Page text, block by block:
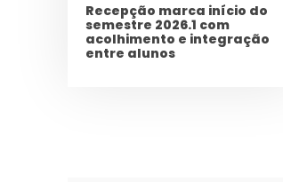
Recepção marca início do
semestre 2026.1 com
acolhimento e integração
entre alunos